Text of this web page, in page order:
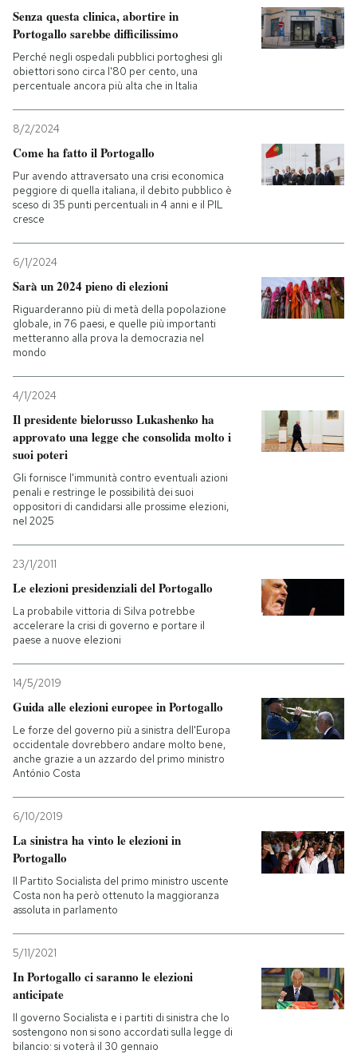
Senza questa clinica, abortire in
Portogallo sarebbe difficilissimo
Perché negli ospedali pubblici portoghesi gli
obiettori sono circa l'80 per cento, una
percentuale ancora più alta che in Italia
8/2/2024
Come ha fatto il Portogallo
Pur avendo attraversato una crisi economica
peggiore di quella italiana, il debito pubblico è
sceso di 35 punti percentuali in 4 anni e il PIL
cresce
6/1/2024
Sarà un 2024 pieno di elezioni
Riguarderanno più di metà della popolazione
globale, in 76 paesi, e quelle più importanti
metteranno alla prova la democrazia nel
mondo
4/1/2024
Il presidente bielorusso Lukashenko ha
approvato una legge che consolida molto i
suoi poteri
Gli fornisce l'immunità contro eventuali azioni
penali e restringe le possibilità dei suoi
oppositori di candidarsi alle prossime elezioni,
nel 2025
23/1/2011
Le elezioni presidenziali del Portogallo
La probabile vittoria di Silva potrebbe
accelerare la crisi di governo e portare il
paese a nuove elezioni
14/5/2019
Guida alle elezioni europee in Portogallo
Le forze del governo più a sinistra dell'Europa
occidentale dovrebbero andare molto bene,
anche grazie a un azzardo del primo ministro
António Costa
6/10/2019
La sinistra ha vinto le elezioni in
Portogallo
Il Partito Socialista del primo ministro uscente
Costa non ha però ottenuto la maggioranza
assoluta in parlamento
5/11/2021
In Portogallo ci saranno le elezioni
anticipate
Il governo Socialista e i partiti di sinistra che lo
sostengono non si sono accordati sulla legge di
bilancio: si voterà il 30 gennaio